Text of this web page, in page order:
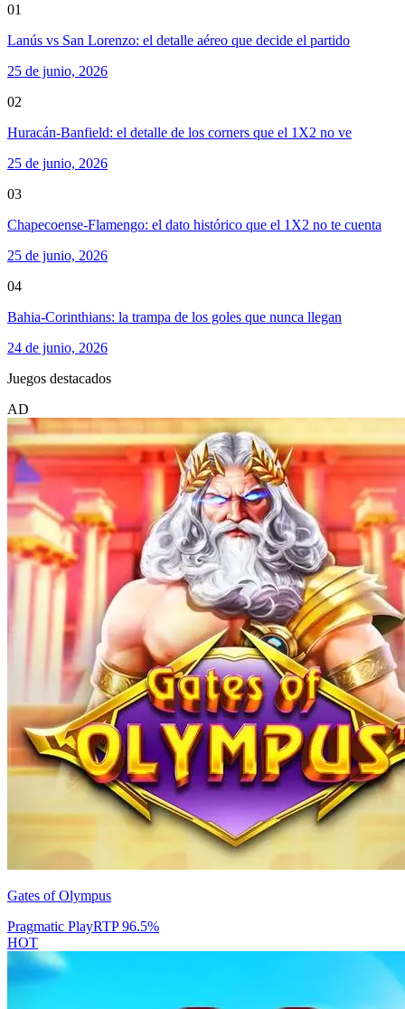
01
Lanús vs San Lorenzo: el detalle aéreo que decide el partido
25 de junio, 2026
02
Huracán-Banfield: el detalle de los corners que el 1X2 no ve
25 de junio, 2026
03
Chapecoense-Flamengo: el dato histórico que el 1X2 no te cuenta
25 de junio, 2026
04
Bahia-Corinthians: la trampa de los goles que nunca llegan
24 de junio, 2026
Juegos destacados
AD
Gates of Olympus
Pragmatic PlayRTP96.5%
HOT